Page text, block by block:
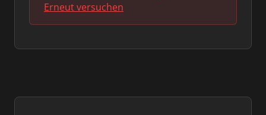
Erneut versuchen